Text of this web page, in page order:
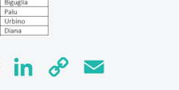
Twitter LinkedInCopy